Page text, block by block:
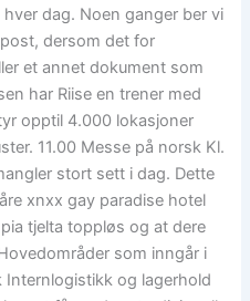
dag. Noen ganger ber vi
dersom det for
et annet dokument som
har Riise en trener med
opptil 4.000 lokasjoner
11.00 Messe på norsk Kl.
stort sett i dag. Dette
xnxx gay paradise hotel
tjelta toppløs og at dere
som inngår i
og lagerhold